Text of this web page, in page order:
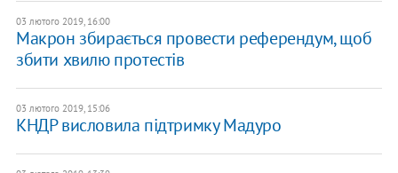
03 лютого 2019, 16:00
Макрон збирається провести референдум, щоб
збити хвилю протестів
03 лютого 2019, 15:06
КНДР висловила підтримку Мадуро